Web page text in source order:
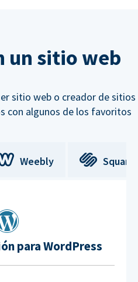
un sitio web
sitio web o creador de sitios
con algunos de los favoritos
Weebly
para WordPress